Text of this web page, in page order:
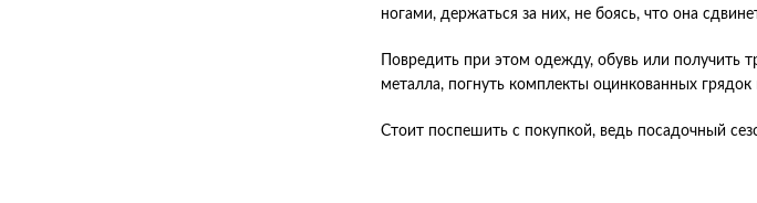
ногами, держаться за них, не боясь, что она
Повредить при этом одежду, обувь или получить
металла, погнуть комплекты оцинкованных
Стоит поспешить с покупкой, ведь посадочный